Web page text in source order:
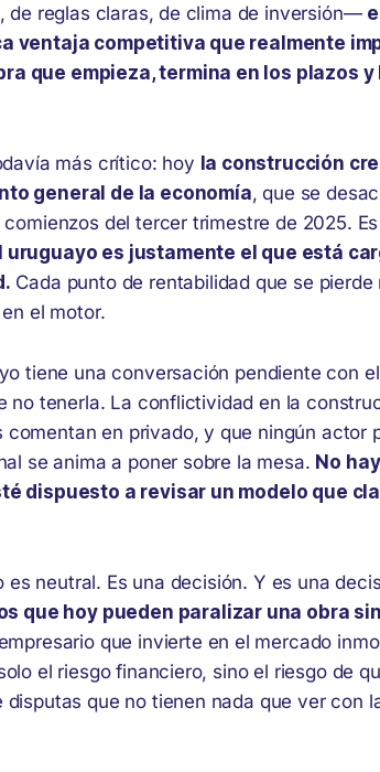
de reglas claras, de clima de inversión—
ventaja competitiva que realmente
que empieza, termina en los plazos
más crítico: hoy la construcción
general de la economía, que se
del tercer trimestre de 2025.
uruguayo es justamente el que está
Cada punto de rentabilidad que se pierde
el motor.
tiene una conversación pendiente con
no tenerla. La conflictividad en la
en privado, y que ningún actor
se anima a poner sobre la mesa. No
dispuesto a revisar un modelo que
es neutral. Es una decisión. Y es una
que hoy pueden paralizar una obra
que invierte en el mercado
el riesgo financiero, sino el riesgo de
que no tienen nada que ver con